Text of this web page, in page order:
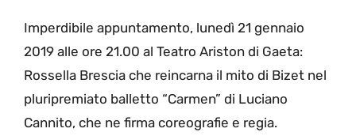
Imperdibile appuntamento, lunedì 21 gennaio
2019 alle ore 21.00 al Teatro Ariston di Gaeta:
Rossella Brescia che reincarna il mito di Bizet nel
pluripremiato balletto “Carmen” di Luciano
Cannito, che ne firma coreografie e regia.